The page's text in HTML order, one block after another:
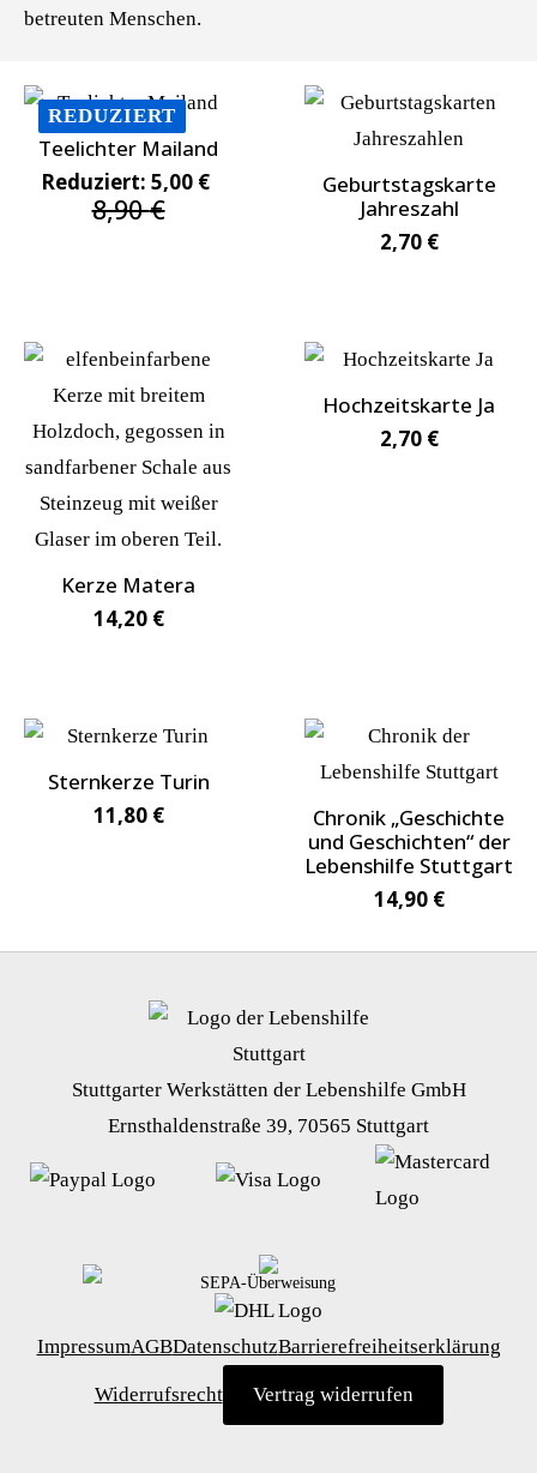
betreuten Menschen.
REDUZIERT
Teelichter Mailand
Reduziert:
8,90€
Original
5,00 €
Current
Geburtstagskarte
Jahreszahl
2,70 €
Kerze Matera
14,20 €
Hochzeitskarte Ja
2,70 €
Sternkerze Turin
11,80 €
Chronik „Geschichte
und Geschichten“ der
Lebenshilfe Stuttgart
14,90 €
Stuttgarter Werkstätten der Lebenshilfe GmbH
Ernsthaldenstraße 39, 70565 Stuttgart
SEPA-Überweisung
ImpressumAGBDatenschutzBarrierefreiheitserklärung
Widerrufsrecht Vertrag widerrufen